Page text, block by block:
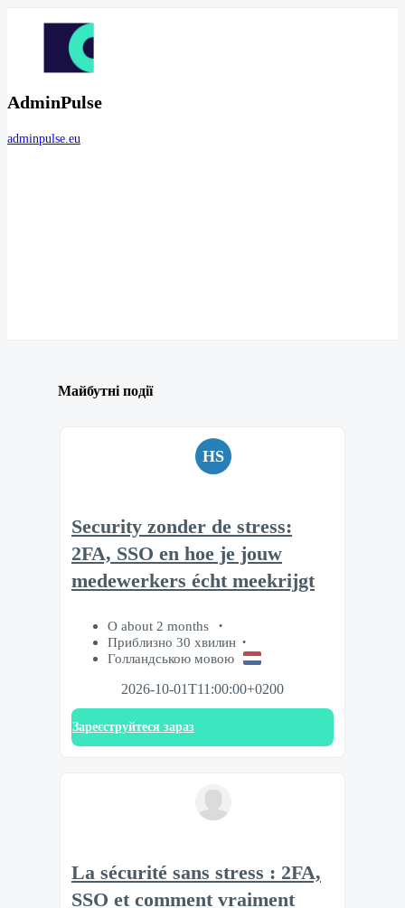
AdminPulse
adminpulse.eu
Майбутні події
HS
Security zonder de stress:
2FA, SSO en hoe je jouw
medewerkers écht meekrijgt
О about 2 months
Приблизно 30 хвилин
Голландською мовою
2026-10-01T11:00:00+0200
Зареєструйтеся зараз
La sécurité sans stress : 2FA,
SSO et comment vraiment